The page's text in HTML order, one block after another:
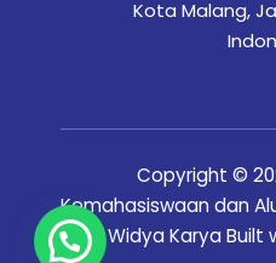
Kota Malang,
Copyright ©
Kemahasiswaan dan
Widya Karya Built